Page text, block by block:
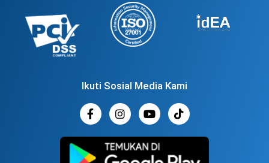
Ikuti Sosial Media Kami